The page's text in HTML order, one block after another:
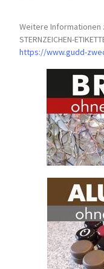
Weitere Informationen
STERNZEICHEN-
https://www.gudd-